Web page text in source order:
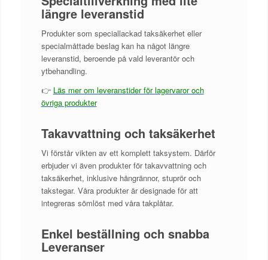
längre leveranstid
Produkter som speciallackad taksäkerhet eller
specialmåttade beslag kan ha något längre
leveranstid, beroende på vald leverantör och
ytbehandling.
👉 Läs mer om leveranstider för lagervaror och
övriga produkter
Takavvattning och taksäkerhet
Vi förstår vikten av ett komplett taksystem. Därför
erbjuder vi även produkter för takavvattning och
taksäkerhet, inklusive hängrännor, stuprör och
takstegar. Våra produkter är designade för att
integreras sömlöst med våra takplåtar.
Enkel beställning och snabba
Leveranser